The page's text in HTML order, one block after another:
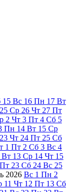
15 Вс 16 Пн 17 Вт
25 Ср 26 Чт 27 Пт
2 Чт 3 Пт 4 Сб 5
Пн 14 Вт 15 Ср
23 Чт 24 Пт 25 Сб
1 Пт 2 Сб 3 Вс 4
Вт 13 Ср 14 Чт 15
Пт 23 Сб 24 Вс 25
2026 Вс 1 Пн 2
11 Чт 12 Пт 13 Сб